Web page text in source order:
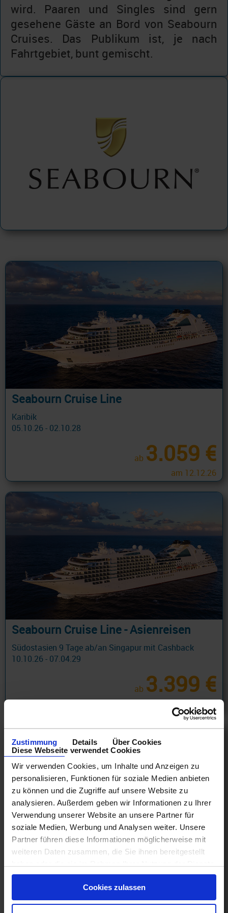
Zustimmung Details
Über Cookies
Diese Webseite verwendet Cookies
Wir verwenden Cookies, um Inhalte und Anzeigen zu
personalisieren, Funktionen für soziale Medien anbieten
zu können und die Zugriffe auf unsere Website zu
analysieren. Außerdem geben wir Informationen zu Ihrer
Verwendung unserer Website an unsere Partner für
soziale Medien, Werbung und Analysen weiter. Unsere
Partner führen diese Informationen möglicherweise mit
weiteren Daten zusammen, die Sie ihnen bereitgestellt
gesammelt haben.
Cookies zulassen
wird. Paaren und Singles sind gern
gesehene Gäste an Bord von Seabourn
Cruises. Das Publikum ist, je nach
Fahrtgebiet, bunt gemischt.
Seabourn Cruise Line
Karibik
05.10.26 - 02.10.28
ab 3.059 €
am 12.12.26
Seabourn Cruise Line - Asienreisen
Südostasien 9 Tage ab/an Singapur mit Cashback
10.10.26 - 07.04.29
ab 3.399 €
Seabourn - Bordguthaben Special!
Südliche Karibik 8 Tage ab Barbados an St. Maarten